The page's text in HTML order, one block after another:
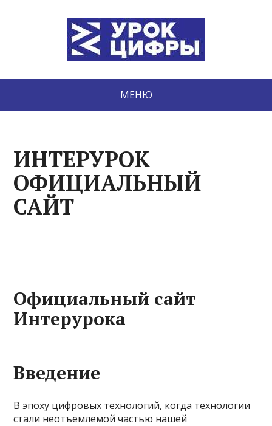
МЕНЮ
ИНТЕРУРОК
ОФИЦИАЛЬНЫЙ
САЙТ
Официальный сайт
Интерурока
Введение
В эпоху цифровых технологий, когда технологии
стали неотъемлемой частью нашей